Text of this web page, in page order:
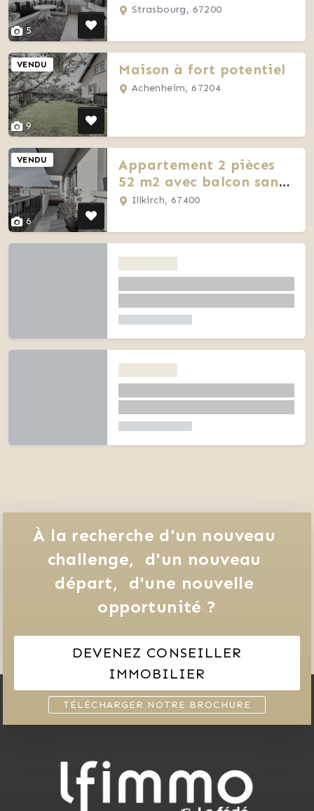
5
Strasbourg, 67200
9
VENDU Maison à fort potentiel
Achenheim, 67204
6
VENDU
Appartement 2 pièces
52 m2 avec balcon sans
vis à vis
Illkirch, 67400
À la recherche d'un nouveau
challenge,
d'un nouveau
départ,
d'une nouvelle
opportunité ?
DEVENEZ CONSEILLER
IMMOBILIER
TÉLÉCHARGER NOTRE BROCHURE